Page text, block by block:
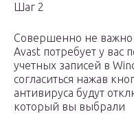
Шаг 2
Совершенно не
Avast потребует у вас
учетных записей в
согласиться нажав
антивируса будут
который вы выбрали